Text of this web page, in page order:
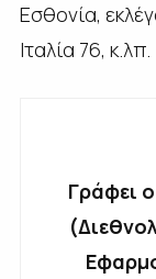
Εσθονία,
Ιταλία 76, κ.λπ.
Γράφει